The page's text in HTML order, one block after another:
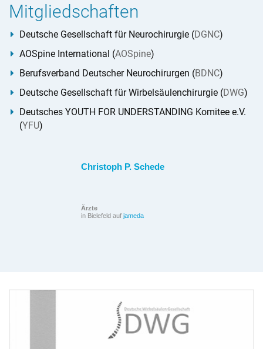
Mitgliedschaften
Deutsche Gesellschaft für Neurochirurgie (DGNC)
AOSpine International (AOSpine)
Berufsverband Deutscher Neurochirurgen (BDNC)
Deutsche Gesellschaft für Wirbelsäulenchirurgie (DWG)
Deutsches YOUTH FOR UNDERSTANDING Komitee e.V.
(YFU)
Christoph P. Schede
Ärzte
in Bielefeld auf jameda